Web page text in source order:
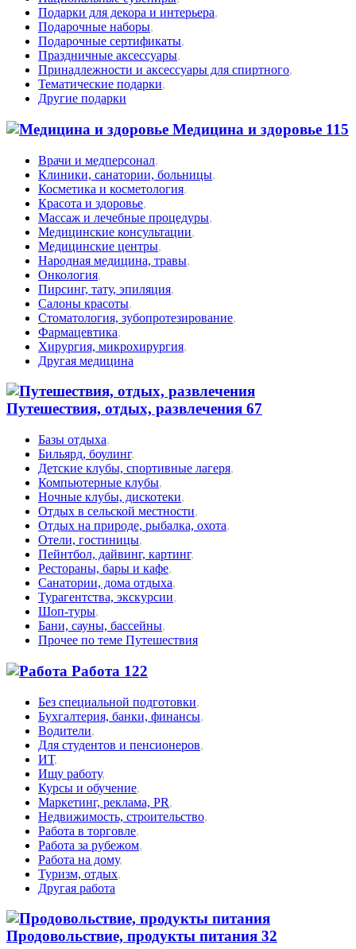
Подарки для декора и интерьера,
Подарочные наборы,
Подарочные сертификаты,
Праздничные аксессуары,
Принадлежности и аксессуары для спиртного,
Тематические подарки,
Другие подарки
Медицина и здоровье 115
Врачи и медперсонал,
Клиники, санатории, больницы,
Косметика и косметология,
Красота и здоровье,
Массаж и лечебные процедуры,
Медицинские консультации,
Медицинские центры,
Народная медицина, травы,
Онкология,
Пирсинг, тату, эпиляция,
Салоны красоты,
Стоматология, зубопротезирование,
Фармацевтика,
Хирургия, микрохирургия,
Другая медицина
Путешествия, отдых, развлечения 67
Базы отдыха,
Бильярд, боулинг,
Детские клубы, спортивные лагеря,
Компьютерные клубы,
Ночные клубы, дискотеки,
Отдых в сельской местности,
Отдых на природе, рыбалка, охота,
Отели, гостиницы,
Пейнтбол, дайвинг, картинг,
Рестораны, бары и кафе,
Санатории, дома отдыха,
Турагентства, экскурсии,
Шоп-туры,
Бани, сауны, бассейны,
Прочее по теме Путешествия
Работа 122
Без специальной подготовки,
Бухгалтерия, банки, финансы,
Водители,
Для студентов и пенсионеров,
ИТ,
Ищу работу,
Курсы и обучение,
Маркетинг, реклама, PR,
Недвижимость, строительство,
Работа в торговле,
Работа за рубежом,
Работа на дому,
Туризм, отдых,
Другая работа
Продовольствие, продукты питания 32